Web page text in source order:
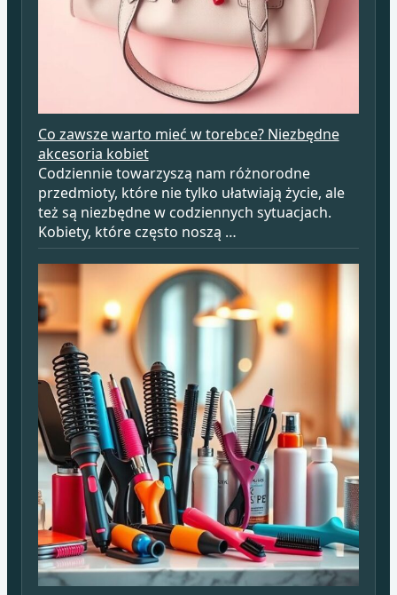
Co zawsze warto mieć w torebce? Niezbędne
akcesoria kobiet
Codziennie towarzyszą nam różnorodne
przedmioty, które nie tylko ułatwiają życie, ale
też są niezbędne w codziennych sytuacjach.
Kobiety, które często noszą …